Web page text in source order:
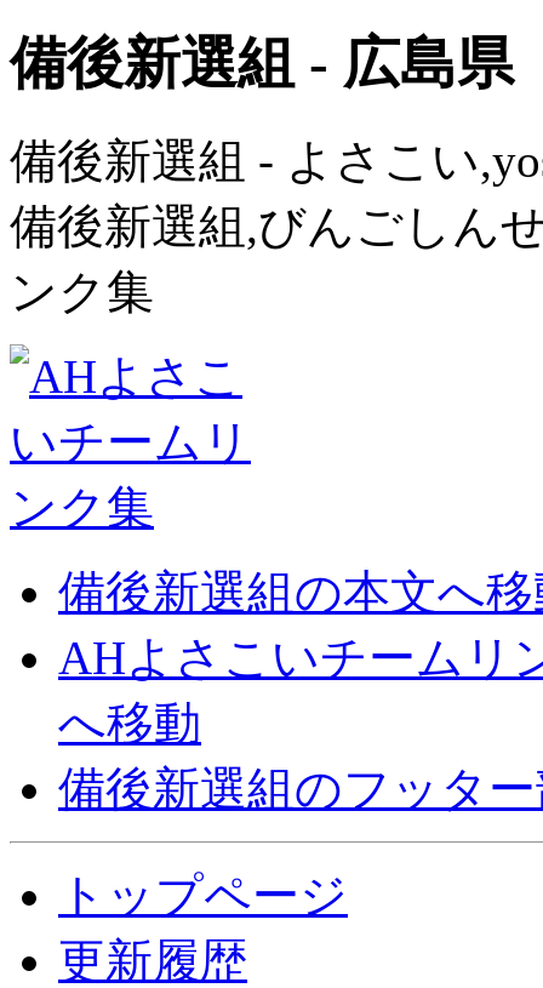
備後新選組 - 広島県
備後新選組 - よさこい
備後新選組,びんごしん
ンク集
備後新選組の本文へ
AHよさこいチームリ
へ移動
備後新選組のフッタ
トップページ
更新履歴